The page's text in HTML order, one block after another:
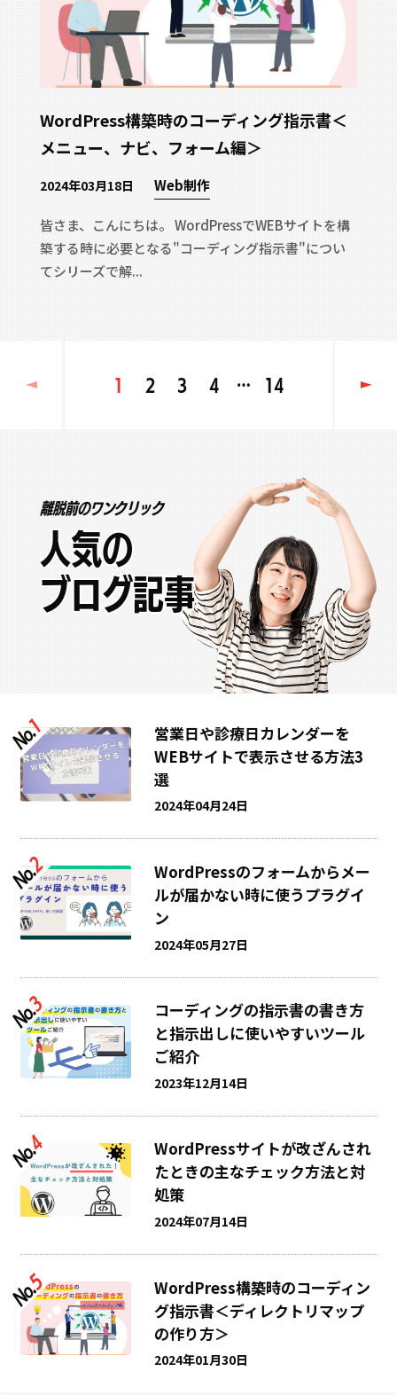
WordPress構築時のコーディング指示書＜
メニュー、ナビ、フォーム編＞
2024年03月18日 Web制作
皆さま、こんにちは。 WordPressでWEBサイトを構
築する時に必要となる"コーディング指示書"につい
てシリーズで解...
1 2 3 4 … 14
離脱前のワンクリック
人気の
ブログ記事
営業日や診療日カレンダーを
WEBサイトで表示させる方法3
選
2024年04月24日
WordPressのフォームからメー
ルが届かない時に使うプラグイ
ン
2024年05月27日
コーディングの指示書の書き方
と指示出しに使いやすいツール
ご紹介
2023年12月14日
WordPressサイトが改ざんされ
たときの主なチェック方法と対
処策
2024年07月14日
WordPress構築時のコーディン
グ指示書＜ディレクトリマップ
の作り方＞
2024年01月30日